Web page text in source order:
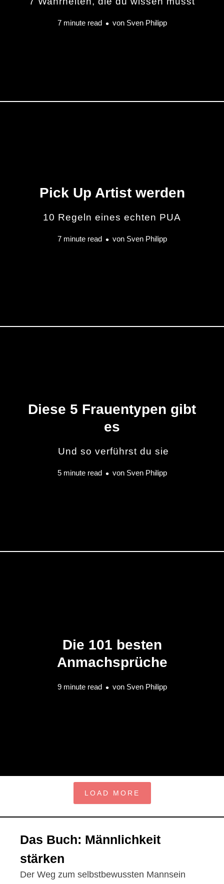
7 minute read von Sven Philipp
Pick Up Artist werden
10 Regeln eines echten PUA
7 minute read von Sven Philipp
Diese 5 Frauentypen gibt
es
Und so verführst du sie
5 minute read von Sven Philipp
Die 101 besten
Anmachsprüche
9 minute read von Sven Philipp
LOAD MORE
Das Buch: Männlichkeit
stärken
Der Weg zum selbstbewussten Mannsein